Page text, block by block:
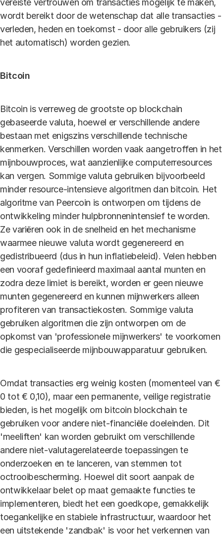
vereiste vertrouwen om transacties mogelijk te maken,
wordt bereikt door de wetenschap dat alle transacties -
verleden, heden en toekomst - door alle gebruikers (zij
het automatisch) worden gezien.
Bitcoin
Bitcoin is verreweg de grootste op blockchain
gebaseerde valuta, hoewel er verschillende andere
bestaan ​​met enigszins verschillende technische
kenmerken. Verschillen worden vaak aangetroffen in het
mijnbouwproces, wat aanzienlijke computerresources
kan vergen. Sommige valuta gebruiken bijvoorbeeld
minder resource-intensieve algoritmen dan bitcoin. Het
algoritme van Peercoin is ontworpen om tijdens de
ontwikkeling minder hulpbronnenintensief te worden.
Ze variëren ook in de snelheid en het mechanisme
waarmee nieuwe valuta wordt gegenereerd en
gedistribueerd (dus in hun inflatiebeleid). Velen hebben
een vooraf gedefinieerd maximaal aantal munten en
zodra deze limiet is bereikt, worden er geen nieuwe
munten gegenereerd en kunnen mijnwerkers alleen
profiteren van transactiekosten. Sommige valuta
gebruiken algoritmen die zijn ontworpen om de
opkomst van 'professionele mijnwerkers' te voorkomen
die gespecialiseerde mijnbouwapparatuur gebruiken.
Omdat transacties erg weinig kosten (momenteel van €
0 tot € 0,10), maar een permanente, veilige registratie
bieden, is het mogelijk om bitcoin blockchain te
gebruiken voor andere niet-financiële doeleinden. Dit
'meeliften' kan worden gebruikt om verschillende
andere niet-valutagerelateerde toepassingen te
onderzoeken en te lanceren, van stemmen tot
octrooibescherming. Hoewel dit soort aanpak de
ontwikkelaar belet op maat gemaakte functies te
implementeren, biedt het een goedkope, gemakkelijk
toegankelijke en stabiele infrastructuur, waardoor het
een uitstekende 'zandbak' is voor het verkennen van